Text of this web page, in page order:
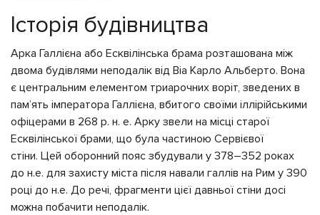
Історія будівництва
Арка Галлієна або Есквілінська брама розташована між
двома будівлями неподалік від Віа Карло Альберто. Вона
є центральним елементом триарочних воріт, зведених в
пам’ять імператора Галлієна, вбитого своїми іллірійськими
офіцерами в 268 р. н. е. Арку звели на місці старої
Есквілінської брами, що була частиною Сервієвої
стіни. Цей оборонний пояс збудували у 378–352 роках
до н.е. для захисту міста після навали галлів на Рим у 390
році до н.е. До речі, фрагменти цієї давньої стіни досі
можна побачити неподалік.